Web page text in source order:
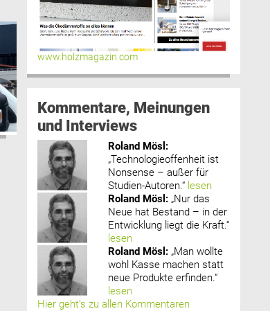
www.holzmagazin.com
Kommentare, Meinungen
und Interviews
Roland Mösl :
„Technologieoffenheit ist
Nonsense – außer für
Studien-Autoren.“ lesen
Roland Mösl : „Nur das
Neue hat Bestand – in der
Entwicklung liegt die Kraft.“
lesen
Roland Mösl : „Man wollte
wohl Kasse machen statt
neue Produkte erfinden.“
lesen
Hier geht’s zu allen Kommentaren